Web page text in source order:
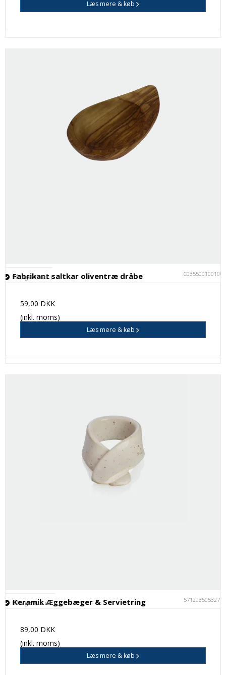
Læs mere & køb
Fabrikant saltkar oliventræ dråbe C035500100100
På lager (2 stk.)
59,00 DKK
(inkl. moms)
Læs mere & køb
Keramik Æggebæger & Servietring 5712935053277
På lager (20 stk.)
89,00 DKK
(inkl. moms)
Læs mere & køb